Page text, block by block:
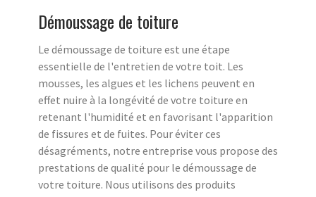
Démoussage de toiture
Le démoussage de toiture est une étape
essentielle de l'entretien de votre toit. Les
mousses, les algues et les lichens peuvent en
effet nuire à la longévité de votre toiture en
retenant l'humidité et en favorisant l'apparition
de fissures et de fuites. Pour éviter ces
désagréments, notre entreprise vous propose des
prestations de qualité pour le démoussage de
votre toiture. Nous utilisons des produits